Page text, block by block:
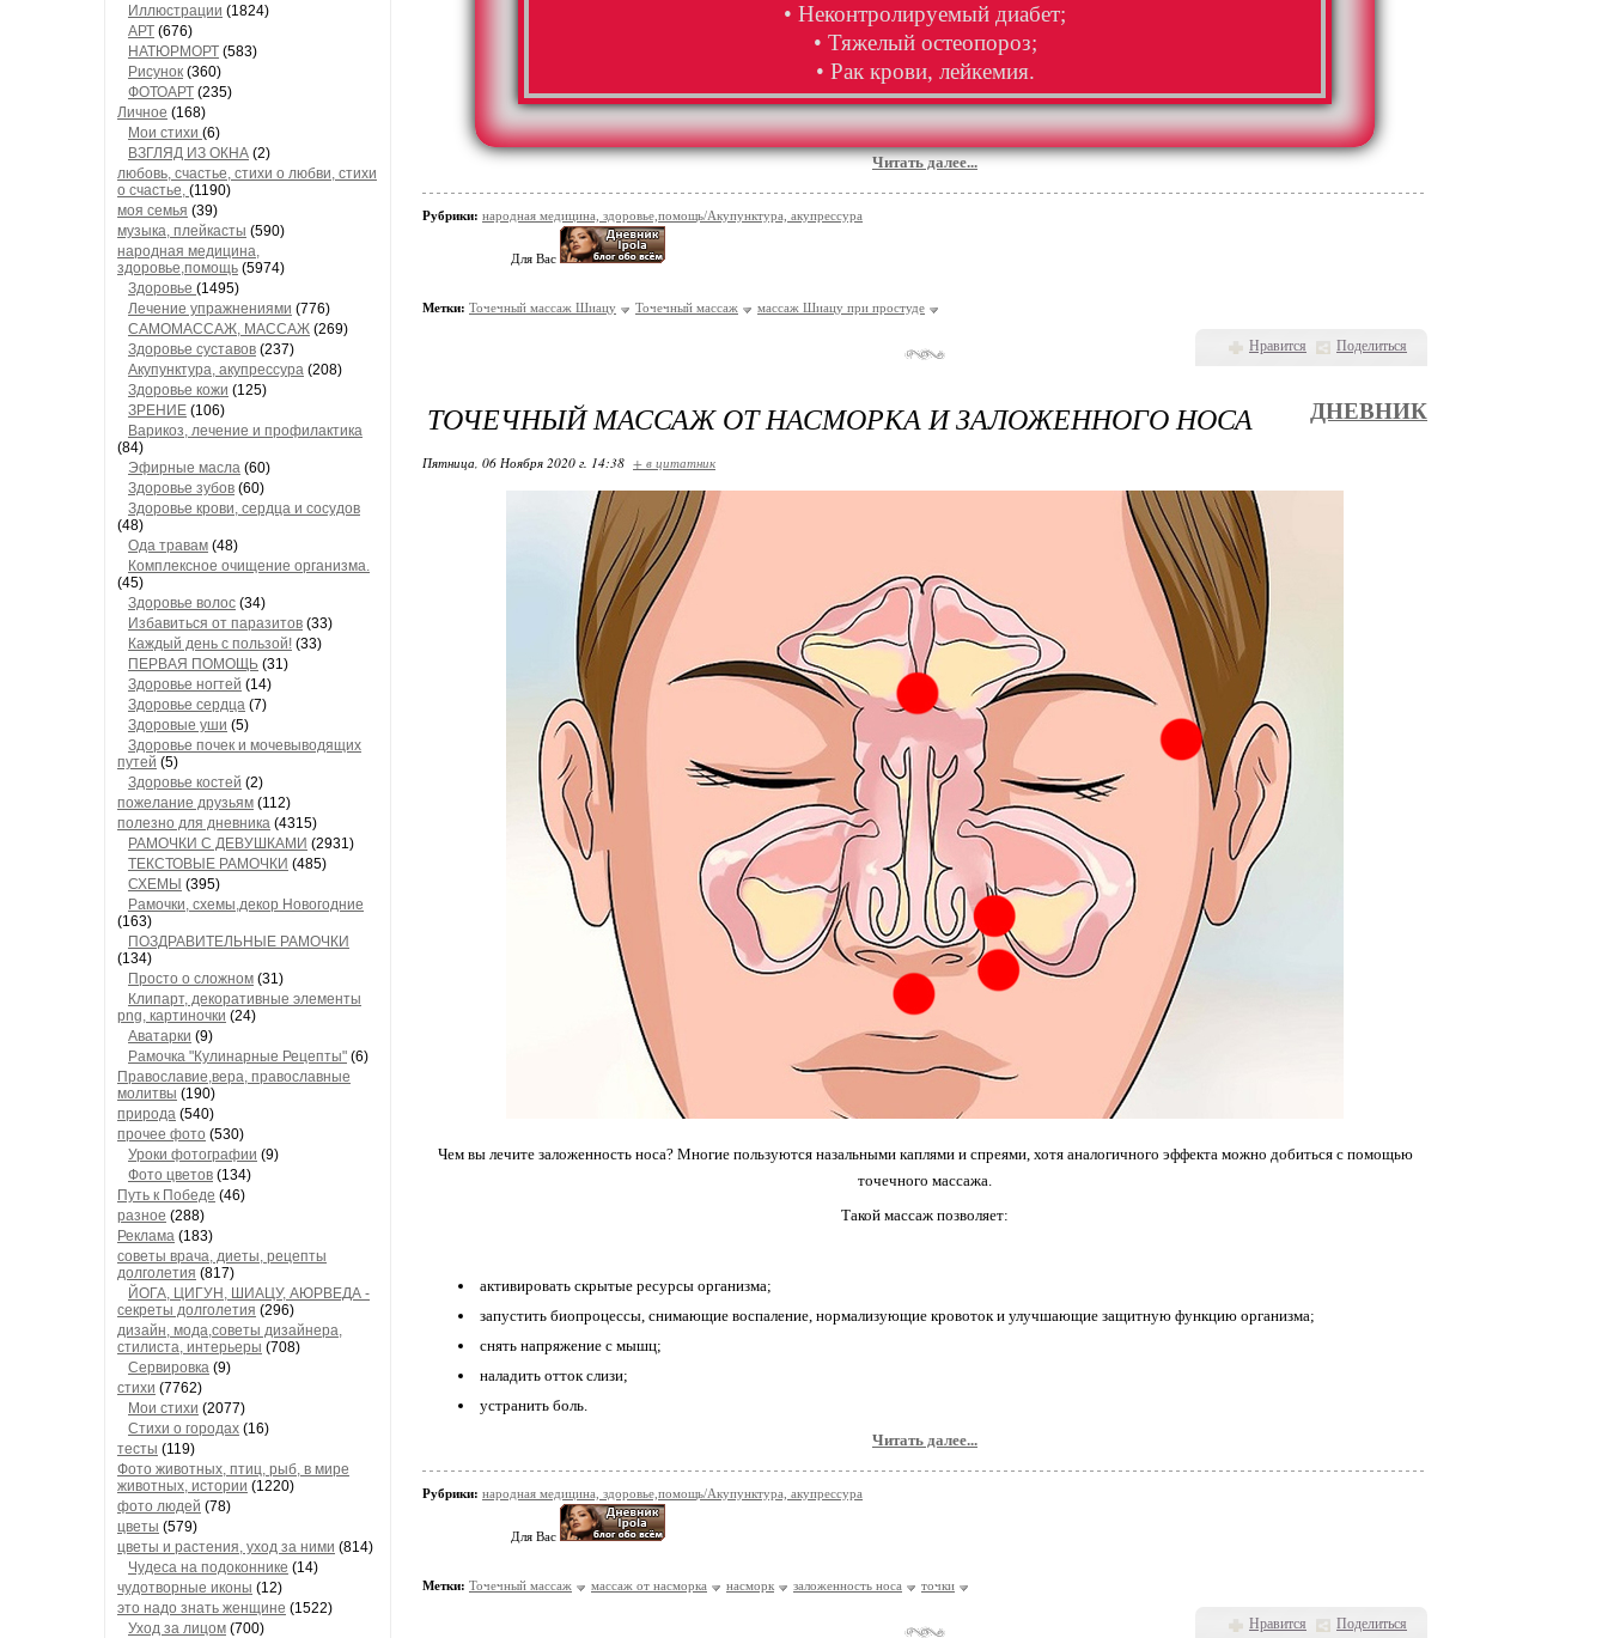
Иллюстрации (1824)
АРТ (676)
НАТЮРМОРТ (583)
Рисунок (360)
ФОТОАРТ (235)
Личное (168)
Мои стихи (6)
ВЗГЛЯД ИЗ ОКНА (2)
любовь, счастье, стихи о любви, стихи
о счастье, (1190)
моя семья (39)
музыка, плейкасты (590)
народная медицина,
здоровье,помощь (5974)
Здоровье (1495)
Лечение упражнениями (776)
САМОМАССАЖ, МАССАЖ (269)
Здоровье суставов (237)
Акупунктура, акупрессура (208)
Здоровье кожи (125)
ЗРЕНИЕ (106)
Варикоз, лечение и профилактика
(84)
Эфирные масла (60)
Здоровье зубов (60)
Здоровье крови, сердца и сосудов
(48)
Ода травам (48)
Комплексное очищение организма.
(45)
Здоровье волос (34)
Избавиться от паразитов (33)
Каждый день с пользой! (33)
ПЕРВАЯ ПОМОЩЬ (31)
Здоровье ногтей (14)
Здоровье сердца (7)
Здоровые уши (5)
Здоровье почек и мочевыводящих
путей (5)
Здоровье костей (2)
пожелание друзьям (112)
полезно для дневника (4315)
РАМОЧКИ С ДЕВУШКАМИ (2931)
ТЕКСТОВЫЕ РАМОЧКИ (485)
СХЕМЫ (395)
Рамочки, схемы,декор Новогодние
(163)
ПОЗДРАВИТЕЛЬНЫЕ РАМОЧКИ
(134)
Просто о сложном (31)
Клипарт, декоративные элементы
png, картиночки (24)
Аватарки (9)
Рамочка "Кулинарные Рецепты" (6)
Православие,вера, православные
молитвы (190)
природа (540)
прочее фото (530)
Уроки фотографии (9)
Фото цветов (134)
Путь к Победе (46)
разное (288)
Реклама (183)
советы врача, диеты, рецепты
долголетия (817)
ЙОГА, ЦИГУН, ШИАЦУ, АЮРВЕДА -
секреты долголетия (296)
дизайн, мода,советы дизайнера,
стилиста, интерьеры (708)
Сервировка (9)
стихи (7762)
Мои стихи (2077)
Стихи о городах (16)
тесты (119)
Фото животных, птиц, рыб, в мире
животных, истории (1220)
фото людей (78)
цветы (579)
цветы и растения, уход за ними (814)
Чудеса на подоконнике (14)
чудотворные иконы (12)
это надо знать женщине (1522)
Уход за лицом (700)
Нравится Поделиться
• Неконтролируемый диабет;
• Тяжелый остеопороз;
• Рак крови, лейкемия.
Читать далее...
Рубрики: народная медицина, здоровье,помощь/Акупунктура, акупрессура
Для Вас
Метки: Точечный массаж Шиацу Точечный массаж массаж Шиацу при простуде
Нравится Поделиться
ТОЧЕЧНЫЙ МАССАЖ ОТ НАСМОРКА И ЗАЛОЖЕННОГО НОСА ДНЕВНИК
Пятница, 06 Ноября 2020 г. 14:38 + в цитатник
Чем вы лечите заложенность носа? Многие пользуются назальными каплями и спреями, хотя аналогичного эффекта можно добиться с помощью
точечного массажа.
Такой массаж позволяет:
активировать скрытые ресурсы организма;
запустить биопроцессы, снимающие воспаление, нормализующие кровоток и улучшающие защитную функцию организма;
снять напряжение с мышц;
наладить отток слизи;
устранить боль.
Читать далее...
Рубрики: народная медицина, здоровье,помощь/Акупунктура, акупрессура
Для Вас
Метки: Точечный массаж массаж от насморка насморк заложенность носа точки